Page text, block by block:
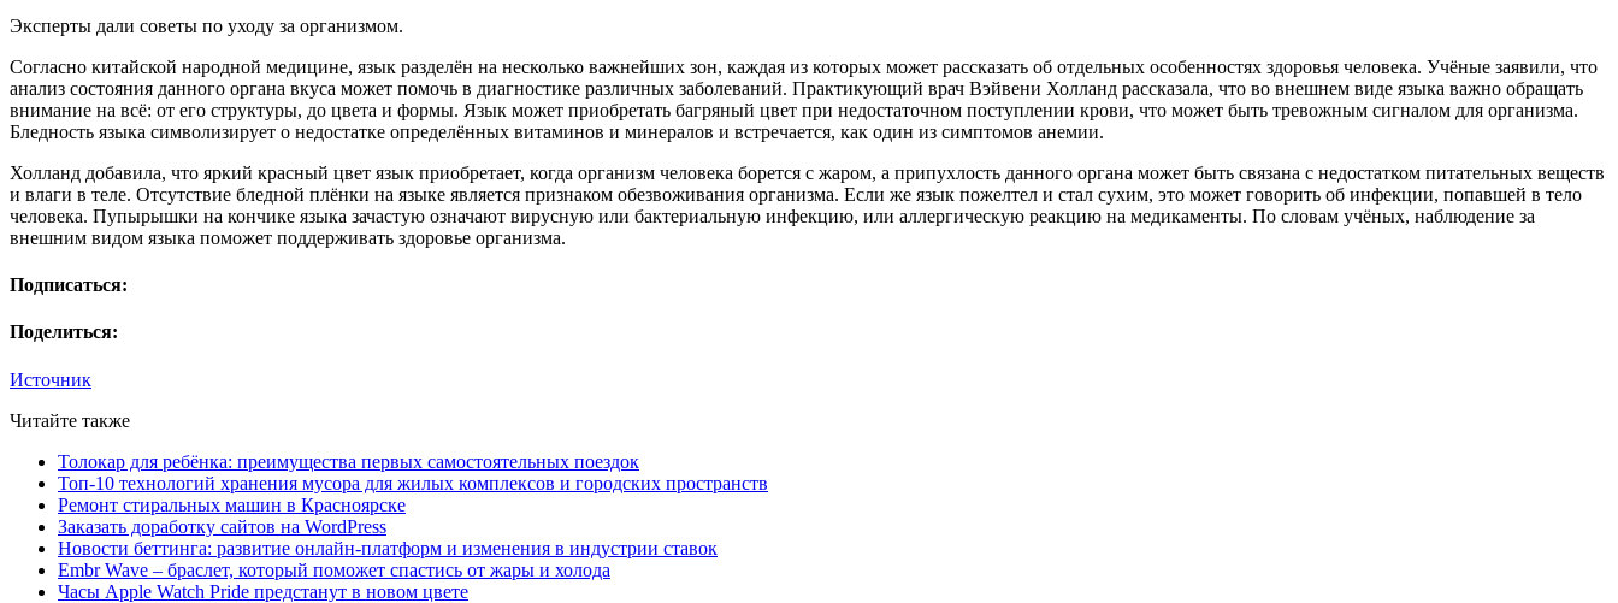
Эксперты дали советы по уходу за организмом.
Согласно китайской народной медицине, язык разделён на несколько важнейших зон, каждая из которых может рассказать об отдельных особенностях здоровья человека. Учёные заявили, что
анализ состояния данного органа вкуса может помочь в диагностике различных заболеваний. Практикующий врач Вэйвени Холланд рассказала, что во внешнем виде языка важно обращать
внимание на всё: от его структуры, до цвета и формы. Язык может приобретать багряный цвет при недостаточном поступлении крови, что может быть тревожным сигналом для организма.
Бледность языка символизирует о недостатке определённых витаминов и минералов и встречается, как один из симптомов анемии.
Холланд добавила, что яркий красный цвет язык приобретает, когда организм человека борется с жаром, а припухлость данного органа может быть связана с недостатком питательных веществ
и влаги в теле. Отсутствие бледной плёнки на языке является признаком обезвоживания организма. Если же язык пожелтел и стал сухим, это может говорить об инфекции, попавшей в тело
человека. Пупырышки на кончике языка зачастую означают вирусную или бактериальную инфекцию, или аллергическую реакцию на медикаменты. По словам учёных, наблюдение за
внешним видом языка поможет поддерживать здоровье организма.
Подписаться:
Поделиться:
Источник
Читайте также
Толокар для ребёнка: преимущества первых самостоятельных поездок
Топ-10 технологий хранения мусора для жилых комплексов и городских пространств
Ремонт стиральных машин в Красноярске
Заказать доработку сайтов на WordPress
Новости беттинга: развитие онлайн-платформ и изменения в индустрии ставок
Embr Wave – браслет, который поможет спастись от жары и холода
Часы Apple Watch Pride предстанут в новом цвете